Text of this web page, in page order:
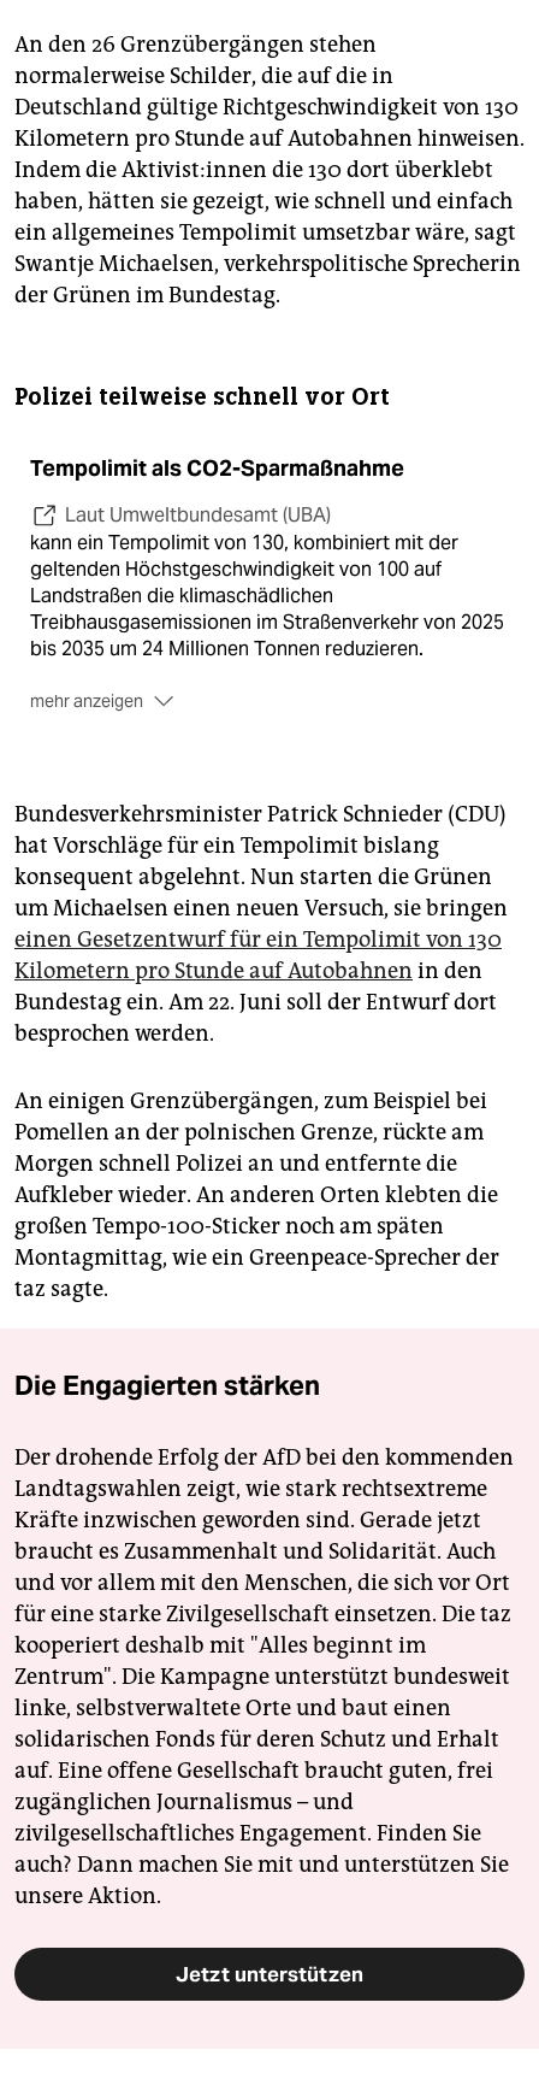
An den 26 Grenzübergängen stehen
normalerweise Schilder, die auf die in
Deutschland gültige Richtgeschwindigkeit von 130
Kilometern pro Stunde auf Autobahnen hinweisen.
Indem die Ak­ti­vis­t:in­nen die 130 dort überklebt
haben, hätten sie gezeigt, wie schnell und einfach
ein allgemeines Tempolimit umsetzbar wäre, sagt
Swantje Michaelsen, verkehrspolitische Sprecherin
der Grünen im Bundestag.
Polizei teilweise schnell vor Ort
Tempolimit als CO2-Sparmaßnahme
Laut Umweltbundesamt (UBA)
kann ein Tempolimit von 130, kombiniert mit der
geltenden Höchstgeschwindigkeit von 100 auf
Landstraßen die klimaschädlichen
Treibhausgasemissionen im Straßenverkehr von 2025
bis 2035 um 24 Millionen Tonnen reduzieren.
mehr anzeigen
Millionen Tonnen eingesparte Emissionen.
In den vergangenen Jahren hat der gesamte
deutsche Verkehrssektor seine Klimaziele stets
deutlich verfehlt, im Jahr 2025 gingen 146,3 Millionen
Tonnen ausgestoßene Treibhausgase auf sein Konto.
Bundesverkehrsminister Patrick Schnieder (CDU)
hat Vorschläge für ein Tempolimit bislang
konsequent abgelehnt. Nun starten die Grünen
um Michaelsen einen neuen Versuch, sie bringen
einen Gesetzentwurf für ein Tempolimit von 130
Kilometern pro Stunde auf Autobahnen in den
Bundestag ein. Am 22. Juni soll der Entwurf dort
besprochen werden.
An einigen Grenzübergängen, zum Beispiel bei
Pomellen an der polnischen Grenze, rückte am
Morgen schnell Polizei an und entfernte die
Aufkleber wieder. An anderen Orten klebten die
großen Tempo-100-Sticker noch am späten
Montagmittag, wie ein Greenpeace-Sprecher der
taz sagte.
Die Engagierten stärken
Der drohende Erfolg der AfD bei den kommenden
Landtagswahlen zeigt, wie stark rechtsextreme
Kräfte inzwischen geworden sind. Gerade jetzt
braucht es Zusammenhalt und Solidarität. Auch
und vor allem mit den Menschen, die sich vor Ort
für eine starke Zivilgesellschaft einsetzen. Die taz
kooperiert deshalb mit "Alles beginnt im
Zentrum". Die Kampagne unterstützt bundesweit
linke, selbstverwaltete Orte und baut einen
solidarischen Fonds für deren Schutz und Erhalt
auf. Eine offene Gesellschaft braucht guten, frei
zugänglichen Journalismus – und
zivilgesellschaftliches Engagement. Finden Sie
auch? Dann machen Sie mit und unterstützen Sie
unsere Aktion.
Jetzt unterstützen